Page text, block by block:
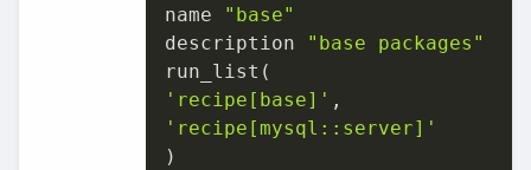
name
"base"
description
"base packages"
'recipe[base]'
'recipe[mysql::server]'
)